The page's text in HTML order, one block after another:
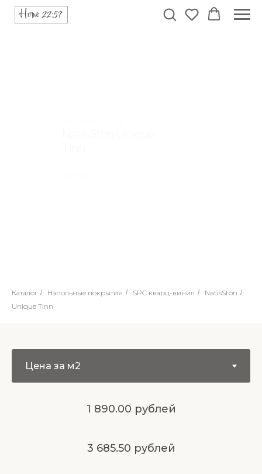
Каталог / Напольные покрытия / SPC кварц-винил / NatisSton /
Unique Tinn
1 890.00 рублей
3 685.50 рублей